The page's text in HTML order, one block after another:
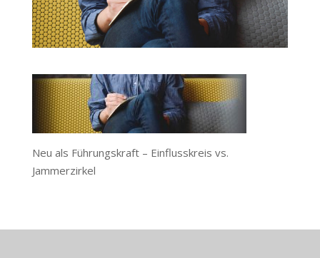
Neu als Führungskraft – Einflusskreis vs.
Jammerzirkel